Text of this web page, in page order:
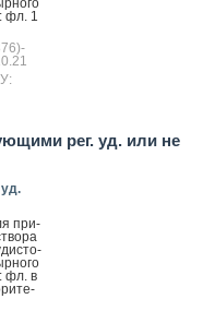
фл. 1
рег. уд. или не
при­
фл. в